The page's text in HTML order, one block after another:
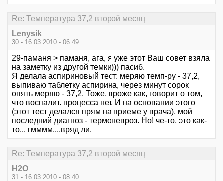
Re: Температура 37,2 второй месяц
Lenysik
30 - 16.03.2010 - 06:49
29-паманя > паманя, ага, я уже этот Ваш совет взяла
на заметку из другой темки))) пасиб.
Я делала аспириновый тест: меряю темп-ру - 37,2,
выпиваю таблетку аспирина, через минут сорок
опять меряю - 37,2. Тоже, вроже как, говорит о том,
что воспалит. процесса нет. И на основании этого
(этот тест делался прям на приеме у врача), мой
последний диагноз - термоневроз. Но! че-то, это как-
то... гмммм....вряд ли.
Re: Температура 37,2 второй месяц
Н2О
31 - 16.03.2010 - 08:40